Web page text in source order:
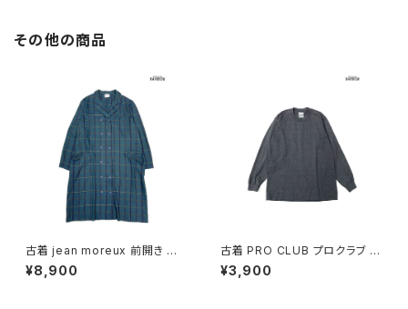
その他の商品
古着 jean moreux 前開き チェ
ック柄 長袖 アウター テーラード
ライトコート 緑 (ttu2509093)
¥8,900
古着 PRO CLUB プロクラブ ア
メリカ製 無地 コットン 長袖 Ｔシ
ャツ グレー (ttu2501176)
¥3,900